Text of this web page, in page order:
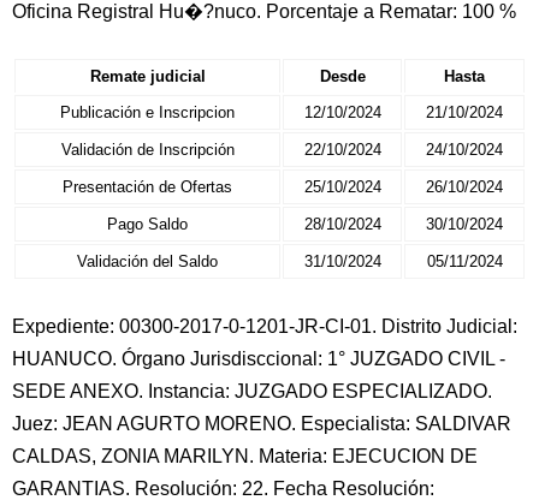
Oficina Registral Hu�?nuco. Porcentaje a Rematar: 100 %
Remate judicial Desde
Hasta
Publicación e Inscripcion
12/10/2024 21/10/2024
Validación de Inscripción 22/10/2024 24/10/2024
Presentación de Ofertas 25/10/2024 26/10/2024
Pago Saldo 28/10/2024 30/10/2024
Validación del Saldo 31/10/2024 05/11/2024
Expediente: 00300-2017-0-1201-JR-CI-01. Distrito Judicial:
HUANUCO. Órgano Jurisdisccional: 1° JUZGADO CIVIL -
SEDE ANEXO. Instancia: JUZGADO ESPECIALIZADO.
Juez: JEAN AGURTO MORENO. Especialista: SALDIVAR
CALDAS, ZONIA MARILYN. Materia: EJECUCION DE
GARANTIAS. Resolución: 22. Fecha Resolución: